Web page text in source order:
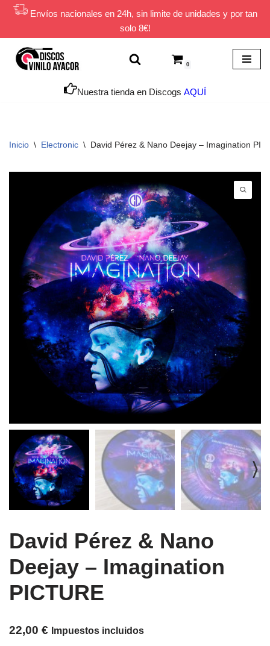
contenido
Envíos nacionales en 24h, sin limite de unidades y por tan
solo 8€!
0
Nuestra tienda en Discogs AQUÍ
Inicio \ Electronic \ David Pérez & Nano Deejay – Imagination
David Pérez & Nano
Deejay – Imagination
PICTURE
22,00 € Impuestos incluidos